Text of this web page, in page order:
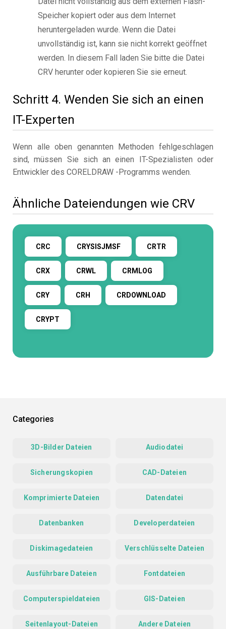
Speicher kopiert oder aus dem Internet
heruntergeladen wurde. Wenn die Datei
unvollständig ist, kann sie nicht korrekt geöffnet
werden. In diesem Fall laden Sie bitte die Datei
CRV herunter oder kopieren Sie sie erneut.
Schritt 4. Wenden Sie sich an einen
IT-Experten
Wenn alle oben genannten Methoden fehlgeschlagen
sind, müssen Sie sich an einen IT-Spezialisten oder
Entwickler des CORELDRAW -Programms wenden.
Ähnliche Dateiendungen wie CRV
CRC CRYSISJMSF CRTR
CRX CRWL CRMLOG
CRY CRH CRDOWNLOAD
CRYPT
Categories
3D-Bilder Dateien Audiodatei
Sicherungskopien CAD-Dateien
Komprimierte Dateien Datendatei
Datenbanken Developerdateien
Diskimagedateien Verschlüsselte Dateien
Ausführbare Dateien Fontdateien
Computerspieldateien GIS-Dateien
Seitenlayout-Dateien Andere Dateien